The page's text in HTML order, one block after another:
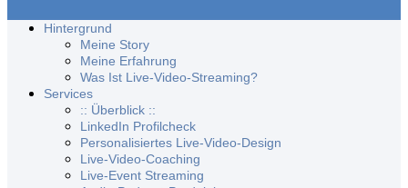
Hintergrund
Meine Story
Meine Erfahrung
Was Ist Live-Video-Streaming?
Services
:: Überblick ::
LinkedIn Profilcheck
Personalisiertes Live-Video-Design
Live-Video-Coaching
Live-Event Streaming